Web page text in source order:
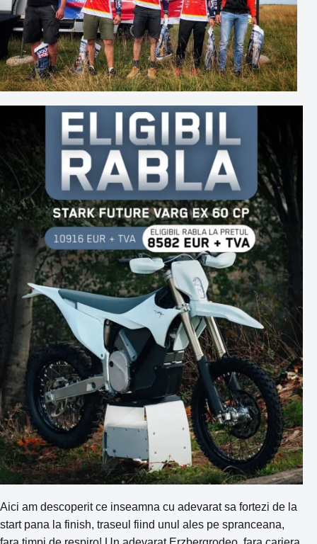
Aici am descoperit ce inseamna cu adevarat sa fortezi de la
start pana la finish, traseul fiind unul ales pe spranceana,